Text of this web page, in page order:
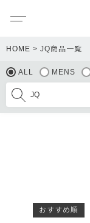
HOME JQ商品一覧
ALL MENS
おすすめ順